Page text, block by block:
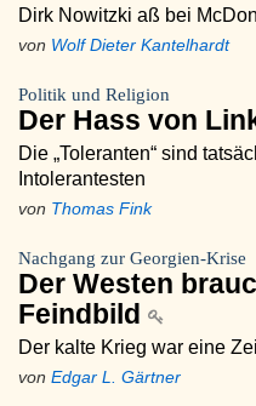
Dirk Nowitzki aß bei
von Wolf Dieter Kantelhardt
Politik und Religion
Der Hass von
Die „Toleranten“ sind
Intolerantesten
von Thomas Fink
Nachgang zur Georgien-Krise
Der Westen
Feindbild
Der kalte Krieg war eine
von Edgar L. Gärtner